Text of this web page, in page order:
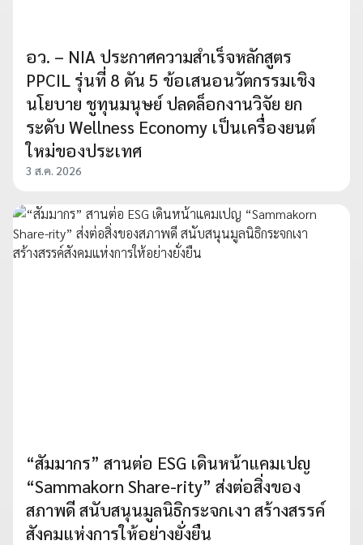
อว. – NIA ประกาศความสำเร็จหลักสูตร
PPCIL รุ่นที่ 8 ดัน 5 ข้อเสนอนวัตกรรมเชิง
นโยบาย ชูทุนมนุษย์ ปลดล็อกงานวิจัย ยก
ระดับ Wellness Economy เป็นเครื่องยนต์
ใหม่ของประเทศ
3 ส.ค. 2026
“สัมมากร” สานต่อ ESG เดินหน้าแคมเปญ
“Sammakorn Share-rity” ส่งต่อสิ่งของ
สภาพดี สนับสนุนมูลนิธิกระจกเงา สร้างสรรค์
สังคมแห่งการให้อย่างยั่งยืน